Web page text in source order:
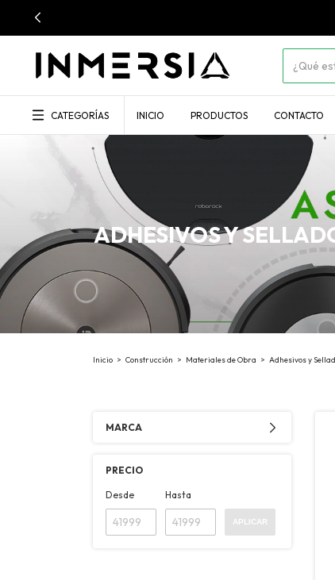
CATEGORÍAS INICIO PRODUCTOS CONTACTO
ADHESIVOS Y
Inicio > Construcción > Materiales de Obra > Adhesivos y
MARCA
PRECIO
Desde Hasta
APLICAR